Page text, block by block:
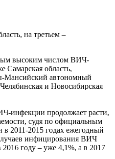
на третьем –
высоким числом ВИЧ-
область,
Мансийский автономный
и Новосибирская
инфекции продолжает расти,
судя по официальным
в 2011-2015 годах ежегодный
инфицирования ВИЧ
2016 году – уже 4,1%, а в 2017